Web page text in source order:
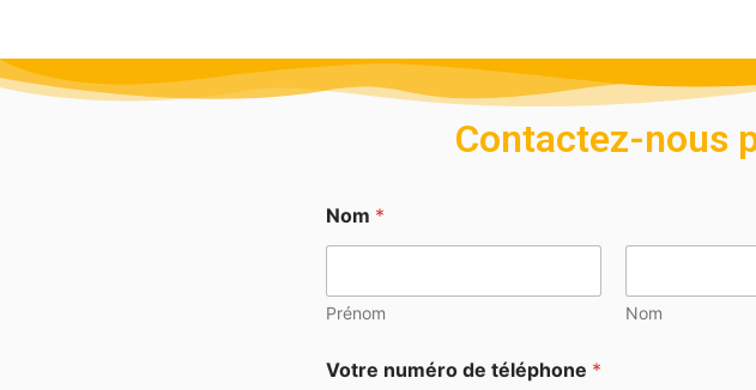
Contactez-nous
Nom *
Prénom Nom
Votre numéro de téléphone *